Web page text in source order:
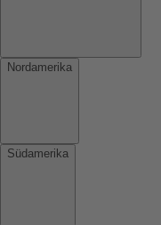
Nordamerika
Südamerika